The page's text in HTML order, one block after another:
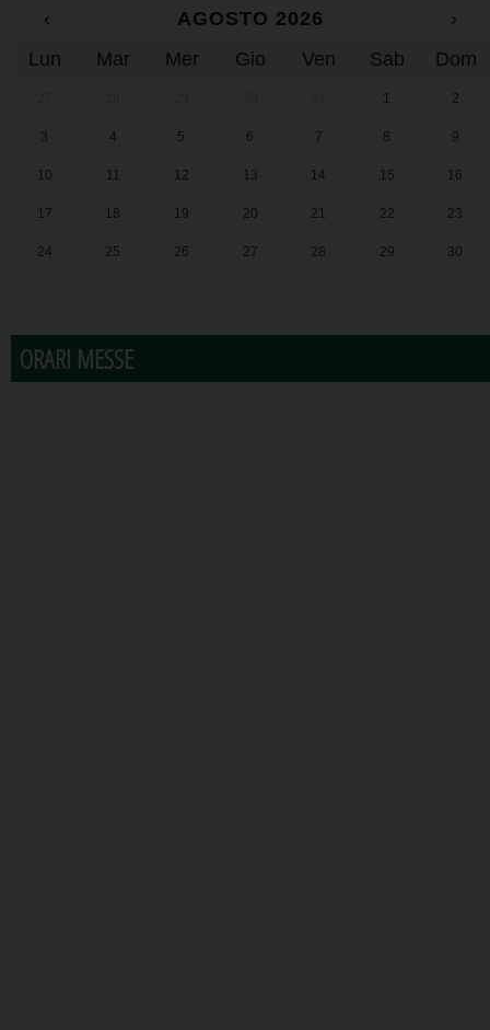
‹ AGOSTO 2026
›
Lun
Mar Mer Gio Ven Sab Dom
1 2
3 4 5 6 7 8 9
10 11 12 13 14 15 16
17 18 19 20 21 22 23
24 25 26 27 28 29 30
ORARI MESSE